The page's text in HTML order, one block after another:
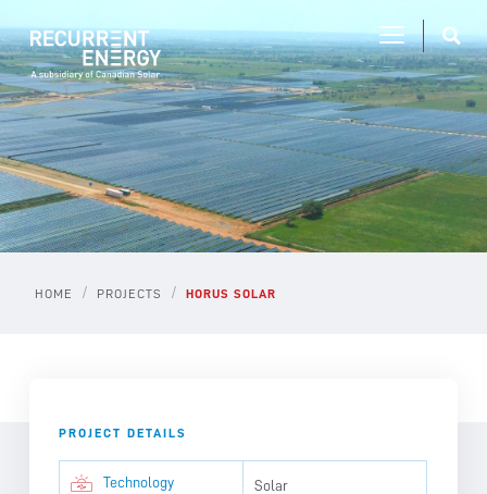
HOME / PROJECTS / HORUS SOLAR
PROJECT DETAILS
Technology Solar